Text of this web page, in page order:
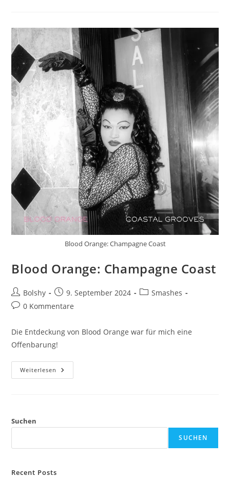
Blood Orange: Champagne Coast
Blood Orange: Champagne Coast
Beitrags-
Autor:
Bolshy
Beitrag
veröffentlicht:
9. September 2024
Beitrags-
Smashes
Beitrags-
0 Kommentare
Die Entdeckung von Blood Orange war für mich eine
Offenbarung!
Weiterlesen Blood
Orange:
Suchen
SUCHEN
Recent Posts